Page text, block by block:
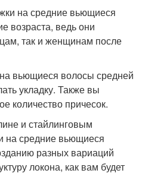
на средние вьющиеся
возраста, ведь они
так и женщинам после
вьющиеся волосы средней
укладку. Также вы
количество причесок.
и стайлинговым
на средние вьющиеся
разных вариаций
локона, как вам будет